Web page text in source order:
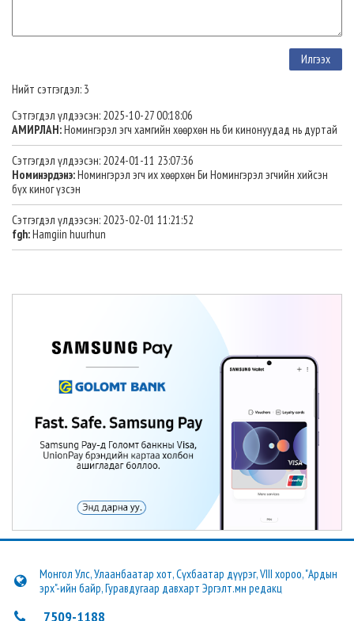
Нийт сэтгэгдэл: 3
Сэтгэгдэл үлдээсэн: 2025-10-27 00:18:06
АМИРЛАН:Номингэрэл эгч хамгийн хөөрхөн нь би кинонуудад нь дуртай
Сэтгэгдэл үлдээсэн: 2024-01-11 23:07:36
Номинэрдэнэ:Номингэрэл эгч их хөөрхөн Би Номингэрэл эгчийн хийсэн
бүх киног үзсэн
Сэтгэгдэл үлдээсэн: 2023-02-01 11:21:52
fgh:Hamgiin huurhun
Монгол Улс, Улаанбаатар хот, Сүхбаатар дүүрэг, VIII хороо, "Ардын
эрх"-ийн байр, Гуравдугаар давхарт Эргэлт.мн редакц
7509-1188